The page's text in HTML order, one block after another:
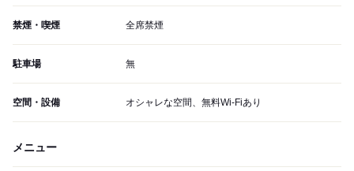
禁煙・喫煙 全席禁煙
駐車場 無
空間・設備 オシャレな空間、無料Wi-Fiあり
メニュー